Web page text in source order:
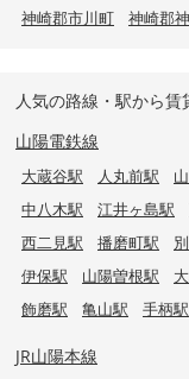
神崎郡市川町
神崎郡
人気の路線・駅から賃
山陽電鉄線
大蔵谷駅 人丸前駅
中八木駅
江井ヶ島駅
西二見駅
播磨町駅
伊保駅
山陽曽根駅
飾磨駅
亀山駅 手柄駅
JR山陽本線